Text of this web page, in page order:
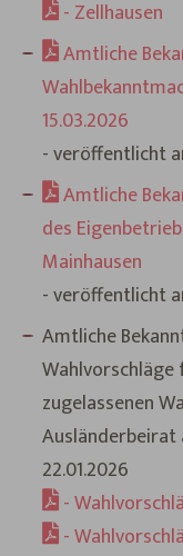
- Zellhausen
Amtliche
15.03.2026
- veröffentlicht
Amtliche
des
Mainhausen
- veröffentlicht
Amtliche
zugelassenen
Ausländerbeirat
22.01.2026
-
-